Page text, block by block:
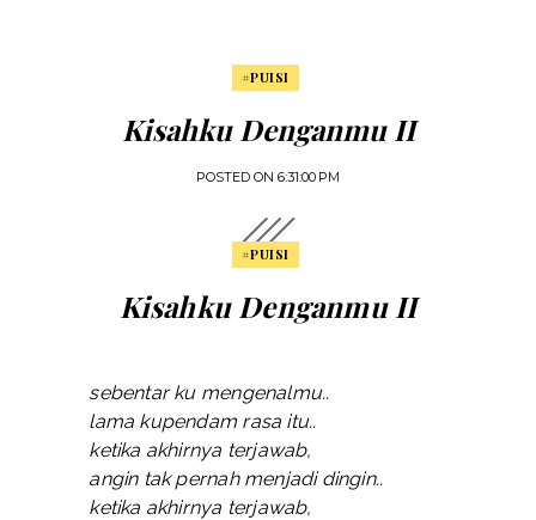
#PUISI
Kisahku Denganmu II
POSTED ON 6:31:00 PM
#PUISI
Kisahku Denganmu II
sebentar ku mengenalmu..
lama kupendam rasa itu..
ketika akhirnya terjawab,
angin tak pernah menjadi dingin..
ketika akhirnya terjawab,